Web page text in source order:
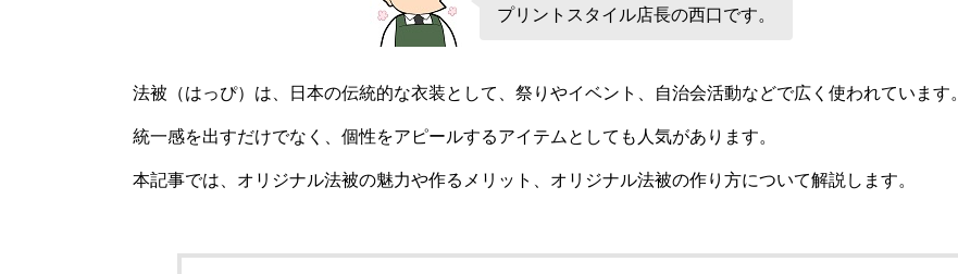
プリントスタイル店長の西口です。
法被（はっぴ）は、日本の伝統的な衣装として、祭りやイベント、自治会活動などで広く使われています。
統一感を出すだけでなく、個性をアピールするアイテムとしても人気があります。
本記事では、オリジナル法被の魅力や作るメリット、オリジナル法被の作り方について解説します。